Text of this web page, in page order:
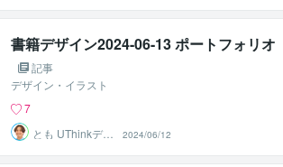
書籍デザイン2024-06-13 ポートフォリオ
記事
デザイン・イラスト
7
とも UThinkデザ
イン
2024/06/12